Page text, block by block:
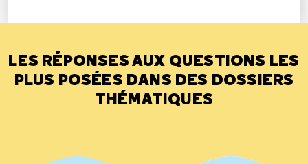
LES RÉPONSES AUX QUESTIONS LES
PLUS POSÉES DANS DES DOSSIERS
THÉMATIQUES